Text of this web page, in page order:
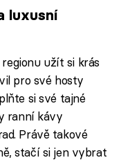
luxusní
užít si krás
pro své hosty
si své tajné
ranní kávy
Právě takové
stačí si jen vybrat